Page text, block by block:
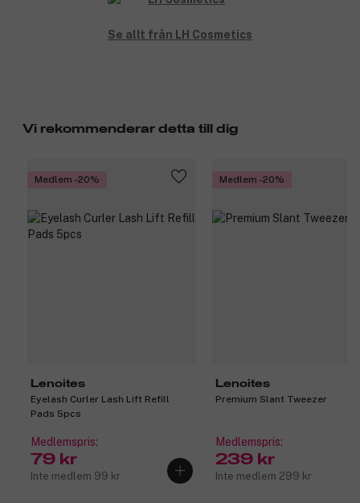
Se allt från LH Cosmetics
Vi rekommenderar detta till dig
Medlem -20%
Lenoites
Eyelash Curler Lash Lift Refill
Pads 5pcs
Medlemspris:
79 kr
Inte medlem 99 kr
Medlem -20%
Lenoites
Premium Slant Tweezer
Medlemspris:
239 kr
Inte medlem 299 kr